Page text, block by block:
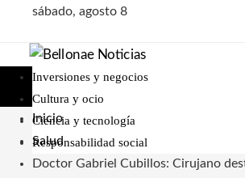
sábado, agosto 8
Inversiones y negocios
Cultura y ocio
Ciencia y tecnología
Responsabilidad social
Inicio
Salud
Doctor Gabriel Cubillos: Cirujano